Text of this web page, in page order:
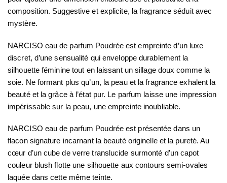
composition. Suggestive et explicite, la fragrance séduit avec
mystère.
NARCISO eau de parfum Poudrée est empreinte d’un luxe
discret, d’une sensualité qui enveloppe durablement la
silhouette féminine tout en laissant un sillage doux comme la
soie. Ne formant plus qu’un, la peau et la fragrance exhalent la
beauté et la grâce à l’état pur. Le parfum laisse une impression
impérissable sur la peau, une empreinte inoubliable.
NARCISO eau de parfum Poudrée est présentée dans un
flacon signature incarnant la beauté originelle et la pureté. Au
cœur d’un cube de verre translucide surmonté d’un capot
couleur blush flotte une silhouette aux contours semi-ovales
laquée dans cette même teinte.